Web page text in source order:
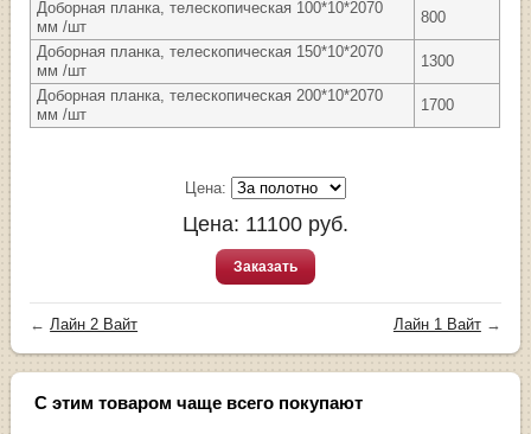
Доборная планка, телескопическая 100*10*2070
мм /шт
800
Доборная планка, телескопическая 150*10*2070
мм /шт
1300
Доборная планка, телескопическая 200*10*2070
мм /шт
1700
Цена:
Цена: 11100 руб.
Заказать
←Лайн 2 Вайт Лайн 1 Вайт→
С этим товаром чаще всего покупают